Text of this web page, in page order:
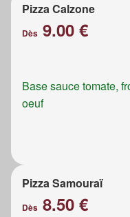
Pizza Calzone
Dès 9.00 €
Base sauce tomate,
oeuf
Pizza Samouraï
Dès 8.50 €